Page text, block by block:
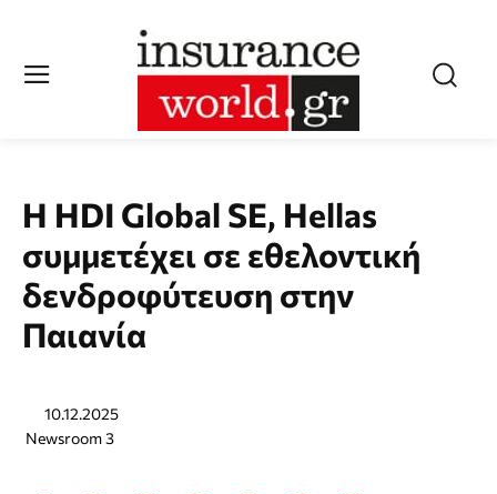
Η HDI Global SE, Hellas
συμμετέχει σε εθελοντική
δενδροφύτευση στην
Παιανία
10.12.2025
Newsroom 3